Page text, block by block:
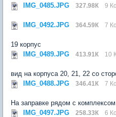
IMG_0485.JPG
327.98К 9
IMG_0492.JPG 364.59К 7
19 корпус
IMG_0489.JPG
413.91К 10
вид на корпуса 20, 21, 22 со
IMG_0488.JPG
346.41К 7
На заправке рядом с
IMG_0497.JPG
258.33К 6